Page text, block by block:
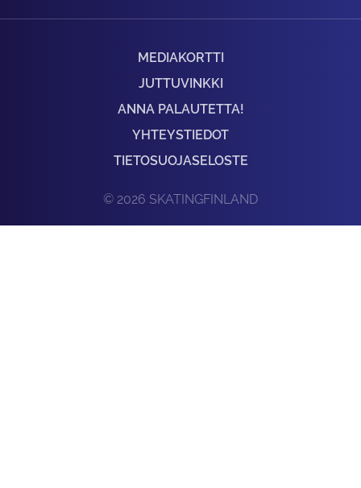
MEDIAKORTTI
JUTTUVINKKI
ANNA PALAUTETTA!
YHTEYSTIEDOT
TIETOSUOJASELOSTE
© 2026 SKATINGFINLAND